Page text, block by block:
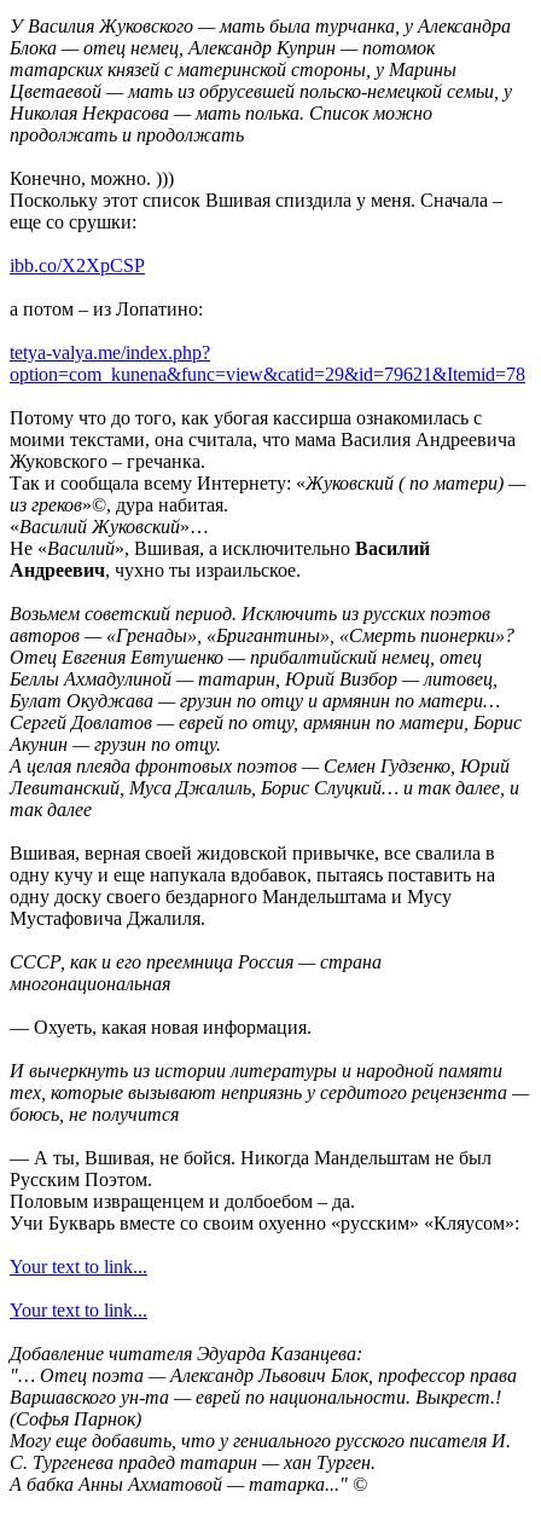
У Василия Жуковского — мать была турчанка, у Александра
Блока — отец немец, Александр Куприн — потомок
татарских князей с материнской стороны, у Марины
Цветаевой — мать из обрусевшей польско-немецкой семьи, у
Николая Некрасова — мать полька. Список можно
продолжать и продолжать
Конечно, можно. )))
Поскольку этот список Вшивая спиздила у меня. Сначала –
еще со срушки:
ibb.co/X2XpCSP
а потом – из Лопатино:
tetya-valya.me/index.php?
option=com_kunena&func=view&catid=29&id=79621&Itemid=78
Потому что до того, как убогая кассирша ознакомилась с
моими текстами, она считала, что мама Василия Андреевича
Жуковского – гречанка.
Так и сообщала всему Интернету: «Жуковский ( по матери) —
из греков»©, дура набитая.
«Василий Жуковский»…
Не «Василий», Вшивая, а исключительно Василий
Андреевич, чухно ты израильское.
Возьмем советский период. Исключить из русских поэтов
авторов — «Гренады», «Бригантины», «Смерть пионерки»?
Отец Евгения Евтушенко — прибалтийский немец, отец
Беллы Ахмадулиной — татарин, Юрий Визбор — литовец,
Булат Окуджава — грузин по отцу и армянин по матери…
Сергей Довлатов — еврей по отцу, армянин по матери, Борис
Акунин — грузин по отцу.
А целая плеяда фронтовых поэтов — Семен Гудзенко, Юрий
Левитанский, Муса Джалиль, Борис Слуцкий… и так далее, и
так далее
Вшивая, верная своей жидовской привычке, все свалила в
одну кучу и еще напукала вдобавок, пытаясь поставить на
одну доску своего бездарного Мандельштама и Мусу
Мустафовича Джалиля.
СССР, как и его преемница Россия — страна
многонациональная
— Охуеть, какая новая информация.
И вычеркнуть из истории литературы и народной памяти
тех, которые вызывают неприязнь у сердитого рецензента —
боюсь, не получится
— А ты, Вшивая, не бойся. Никогда Мандельштам не был
Русским Поэтом.
Половым извращенцем и долбоебом – да.
Учи Букварь вместе со своим охуенно «русским» «Кляусом»:
Your text to link...
Your text to link...
Добавление читателя Эдуарда Казанцева:
"… Отец поэта — Александр Львович Блок, профессор права
Варшавского ун-та — еврей по национальности. Выкрест.!
(Софья Парнок)
Могу еще добавить, что у гениального русского писателя И.
С. Тургенева прадед татарин — хан Турген.
А бабка Анны Ахматовой — татарка..." ©